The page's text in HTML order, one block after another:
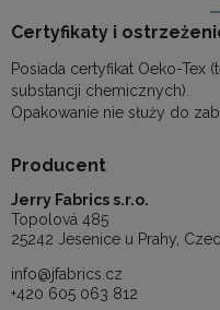
Certyfikaty i
Posiada certyfikat Oeko-Tex
substancji chemicznych).
Opakowanie nie służy do
Producent
Jerry Fabrics s.r.o.
Topolová 485
25242 Jesenice u Prahy,
info@jfabrics.cz
+420 605 063 812